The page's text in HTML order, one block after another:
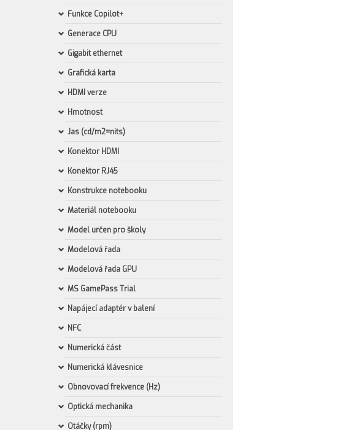
Funkce Copilot+
Generace CPU
Gigabit ethernet
Grafická karta
HDMI verze
Hmotnost
Jas (cd/m2=nits)
Konektor HDMI
Konektor RJ45
Konstrukce notebooku
Materiál notebooku
Model určen pro školy
Modelová řada
Modelová řada GPU
MS GamePass Trial
Napájecí adaptér v balení
NFC
Numerická část
Numerická klávesnice
Obnovovací frekvence (Hz)
Optická mechanika
Otáčky (rpm)